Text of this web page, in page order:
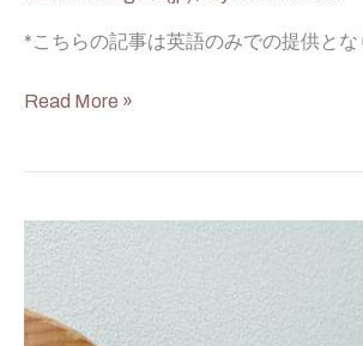
*こちらの記事は英語のみでの提供と
Read More »
Montessori
Hands-
Learning